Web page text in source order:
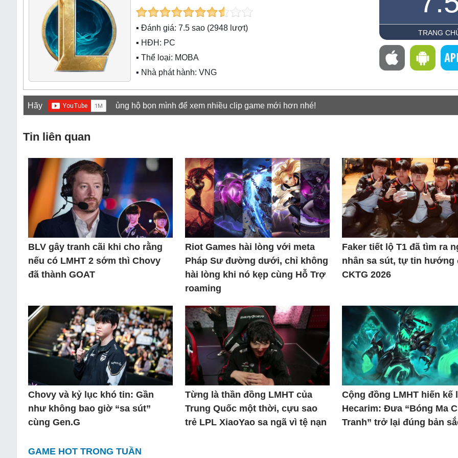
▪ Đánh giá: 7.5 sao (2948 lượt)
▪ HĐH: PC
▪ Thể loại: MOBA
▪ Nhà phát hành: VNG
TRANG
Hãy ủng hộ bọn mình để xem nhiều clip game mới hơn nhé!
Tin liên quan
BLV gây tranh cãi khi cho rằng
nếu có LMHT 2 sớm thì Chovy
đã thành GOAT
Riot Games hài lòng với meta
Pháp Sư đường dưới, chỉ không
hài lòng khi nó kẹp cùng Hỗ Trợ
roaming
Faker tiết lộ T1 đã tìm ra
nhân sa sút, tự tin hướng
CKTG 2026
Chovy và kỷ lục khó tin: Gần
như không bao giờ “sa sút”
cùng Gen.G
Từng là thần đồng LMHT của
Trung Quốc một thời, cựu sao
trẻ LPL XiaoYao sa ngã vì tệ nạn
Cộng đồng LMHT hiến kế
Hecarim: Đưa “Bóng Ma
Tranh” trở lại đúng bản
GAME HOT TRONG TUẦN